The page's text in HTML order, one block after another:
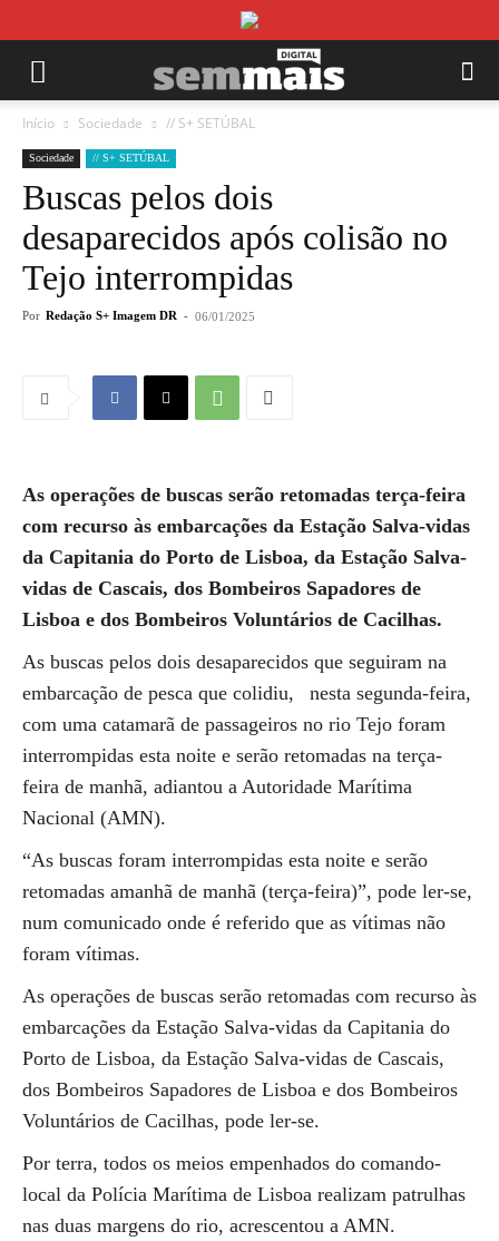
Início Sociedade // S+ SETÚBAL
Sociedade // S+ SETÚBAL
Buscas pelos dois
desaparecidos após colisão no
Tejo interrompidas
Por Redação S+ Imagem DR - 06/01/2025
As operações de buscas serão retomadas terça-feira
com recurso às embarcações da Estação Salva-vidas
da Capitania do Porto de Lisboa, da Estação Salva-
vidas de Cascais, dos Bombeiros Sapadores de
Lisboa e dos Bombeiros Voluntários de Cacilhas.
As buscas pelos dois desaparecidos que seguiram na
embarcação de pesca que colidiu,
nesta segunda-feira,
com uma catamarã de passageiros no rio Tejo foram
interrompidas esta noite e serão retomadas na terça-
feira de manhã, adiantou a Autoridade Marítima
Nacional (AMN).
“As buscas foram interrompidas esta noite e serão
retomadas amanhã de manhã (terça-feira)”, pode ler-se,
num comunicado onde é referido que as vítimas não
foram vítimas.
As operações de buscas serão retomadas com recurso às
embarcações da Estação Salva-vidas da Capitania do
Porto de Lisboa, da Estação Salva-vidas de Cascais,
dos Bombeiros Sapadores de Lisboa e dos Bombeiros
Voluntários de Cacilhas, pode ler-se.
Por terra, todos os meios empenhados do comando-
local da Polícia Marítima de Lisboa realizam patrulhas
nas duas margens do rio, acrescentou a AMN.